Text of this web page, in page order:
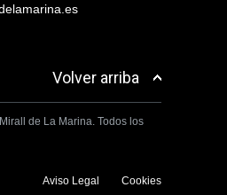
Volver arriba
de La Marina. Todos los
Aviso Legal Cookies